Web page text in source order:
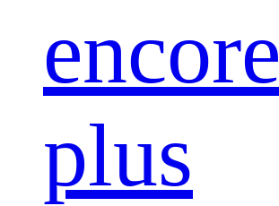
encore
plus